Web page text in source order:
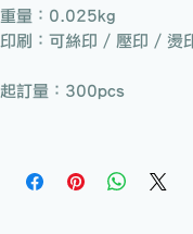
重量：0.025kg
印刷：可絲印 / 壓印 / 燙
起訂量：300pcs